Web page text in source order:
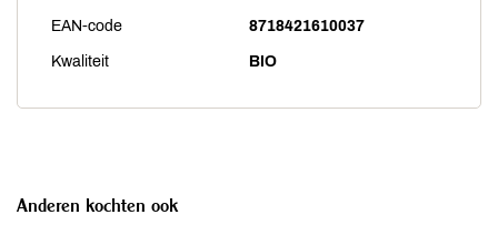
EAN-code 8718421610037
Kwaliteit BIO
Anderen kochten ook